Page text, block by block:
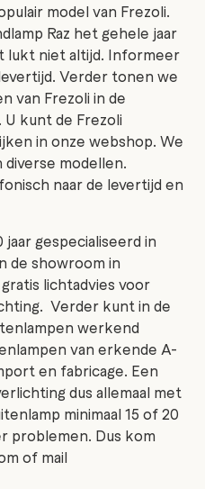
model van Frezoli.
Raz het gehele jaar
lukt niet altijd. Informeer
Verder tonen we
van Frezoli in de
kunt de Frezoli
in onze webshop. We
diverse modellen.
naar de levertijd en
jaar gespecialiseerd in
de showroom in
lichtadvies voor
Verder kunt in de
werkend
van erkende A-
en fabricage. Een
dus allemaal met
minimaal 15 of 20
problemen. Dus kom
of mail